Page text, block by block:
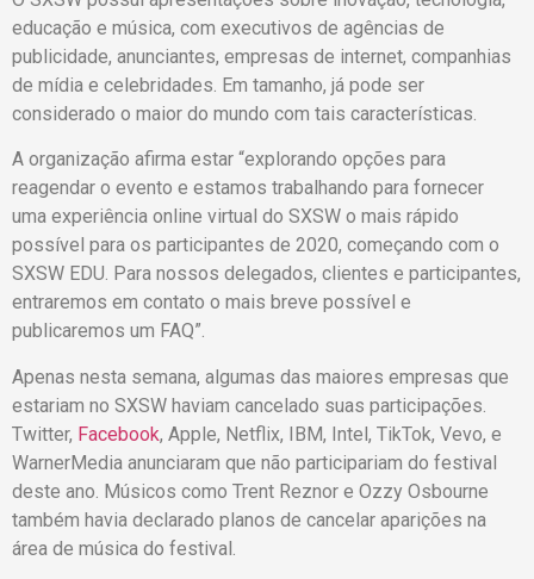
educação e música, com executivos de agências de
publicidade, anunciantes, empresas de internet, companhias
de mídia e celebridades. Em tamanho, já pode ser
considerado o maior do mundo com tais características.
A organização afirma estar “explorando opções para
reagendar o evento e estamos trabalhando para fornecer
uma experiência online virtual do SXSW o mais rápido
possível para os participantes de 2020, começando com o
SXSW EDU. Para nossos delegados, clientes e participantes,
entraremos em contato o mais breve possível e
publicaremos um FAQ”.
Apenas nesta semana, algumas das maiores empresas que
estariam no SXSW haviam cancelado suas participações.
Twitter, Facebook, Apple, Netflix, IBM, Intel, TikTok, Vevo, e
WarnerMedia anunciaram que não participariam do festival
deste ano. Músicos como Trent Reznor e Ozzy Osbourne
também havia declarado planos de cancelar aparições na
área de música do festival.